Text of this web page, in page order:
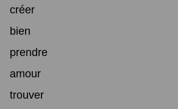
créer
bien
prendre
amour
trouver